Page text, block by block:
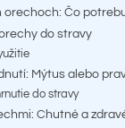
orechoch: Čo
do stravy
Mýtus alebo
do stravy
Chutné a